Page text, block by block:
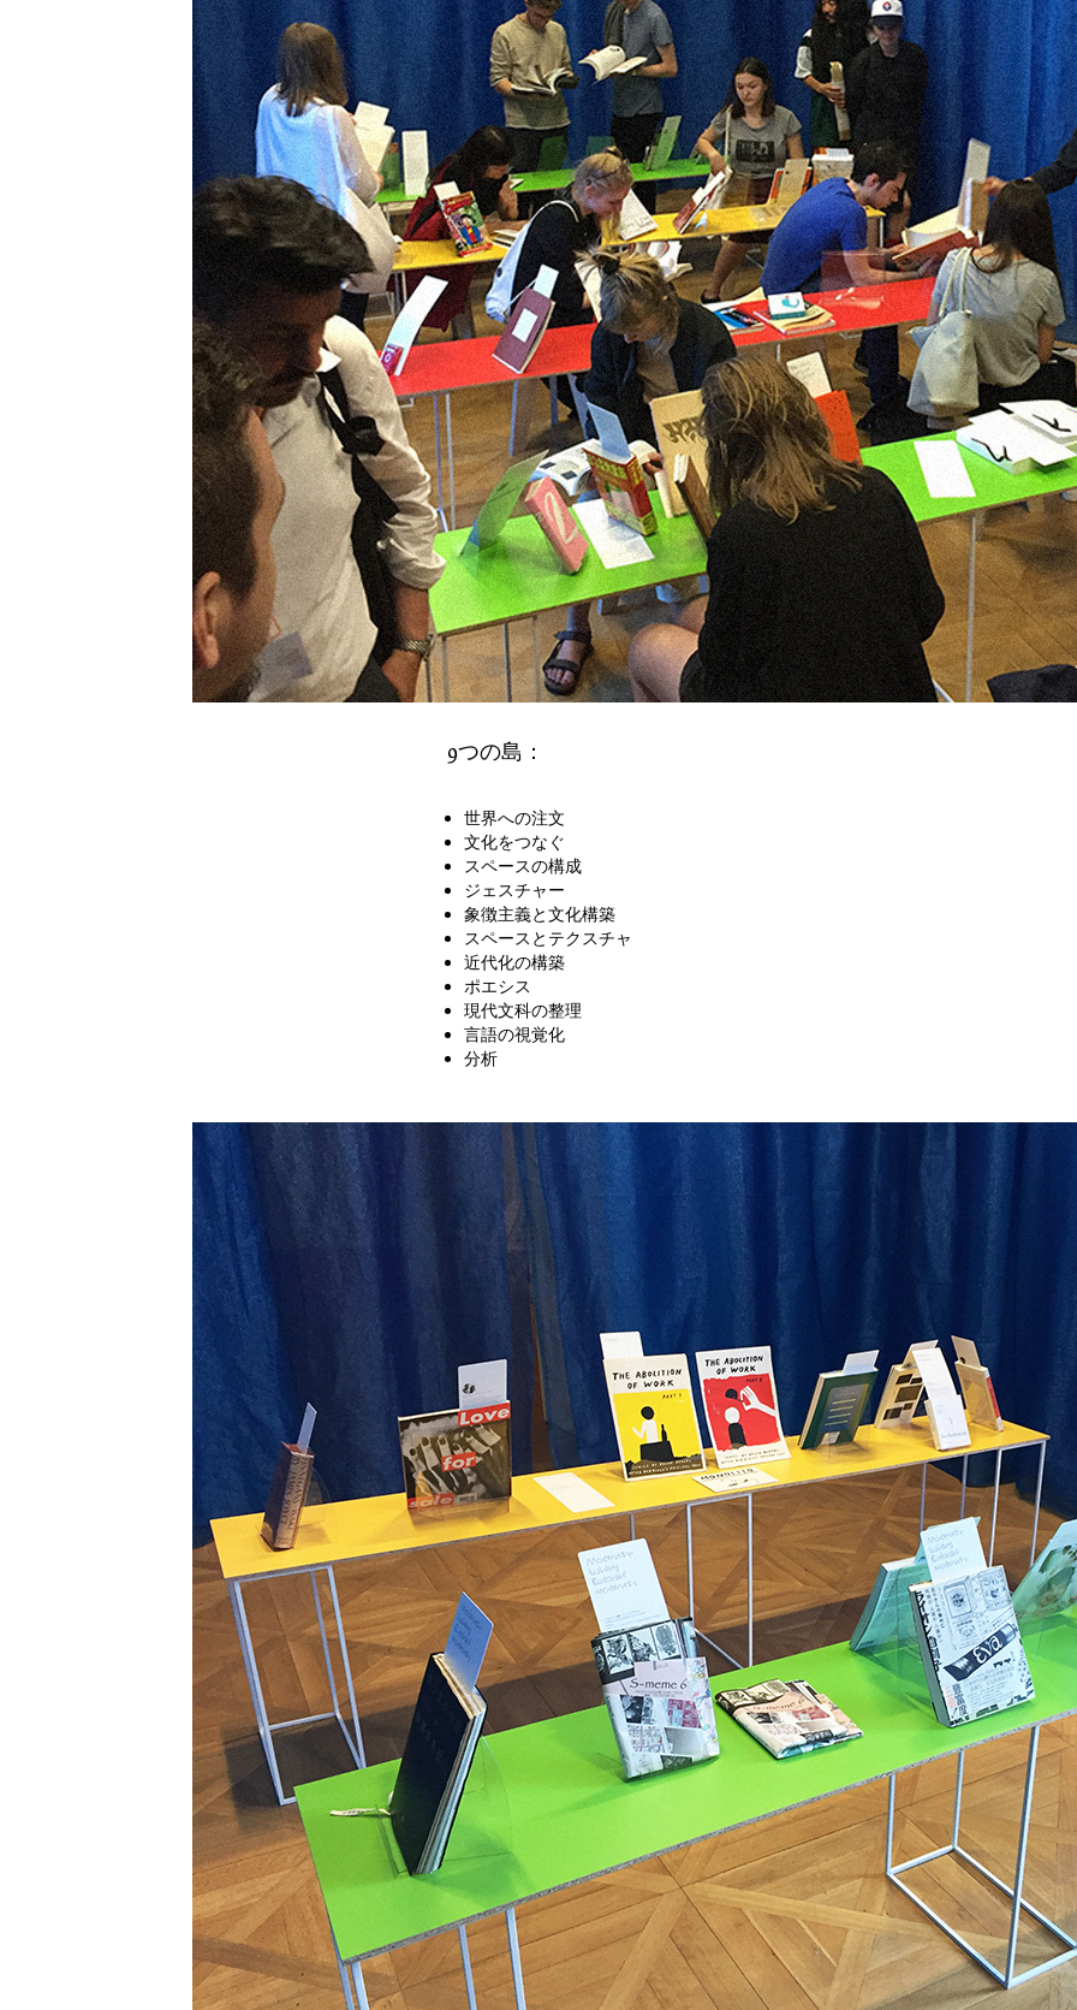
9つの島：
世界への注文
文化をつなぐ
スペースの構成
ジェスチャー
象徴主義と文化構築
スペースとテクスチャ
近代化の構築
ポエシス
現代文科の整理
言語の視覚化
分析